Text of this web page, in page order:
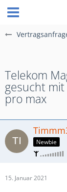
Telekom
gesucht
pro max
Newbie
15. Januar 2021